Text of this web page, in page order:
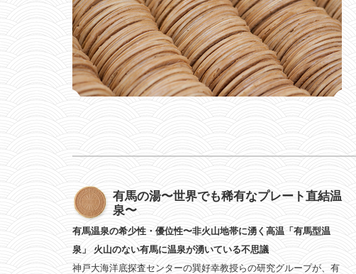
有馬の湯〜世界でも稀有なプレート直結温
泉〜
有馬温泉の希少性・優位性〜非火山地帯に湧く高温「有馬型温
泉」 火山のない有馬に温泉が湧いている不思議
神戸大海洋底探査センターの巽好幸教授らの研究グループが、有